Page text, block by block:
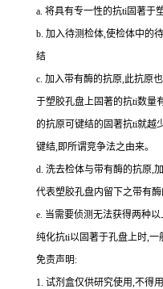
a. 将具有专一性的抗ti固著于
b. 加入待测检体,使检体中的
结
c. 加入带有酶的抗原,此抗原
于塑胶孔盘上固著的抗ti数量
的抗原可键结的固著抗ti就越
键结,即所谓竞争法之由来。
d. 洗去检体与带有酶的抗原,
代表塑胶孔盘内留下之带有酶
e. 当需要侦测无法获得两种以
纯化抗ti以固著于孔盘上时,
免责声明:
1. 试剂盒仅供研究使用,不得